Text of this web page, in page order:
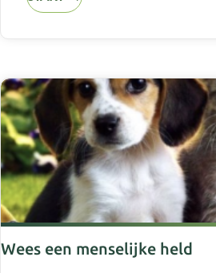
Wees een menselijke held